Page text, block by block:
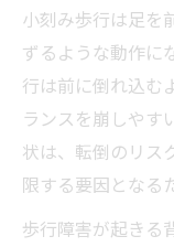
小刻み歩行は足を
ずるような動作に
行は前に倒れ込む
ランスを崩しやす
状は、転倒のリス
限する要因となる
歩行障害が起きる